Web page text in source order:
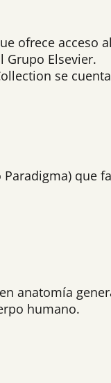
ofrece
Grupo Elsevier.
se
anatomía
humano.